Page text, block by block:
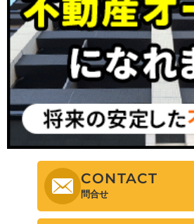
CONTACT
問合せ